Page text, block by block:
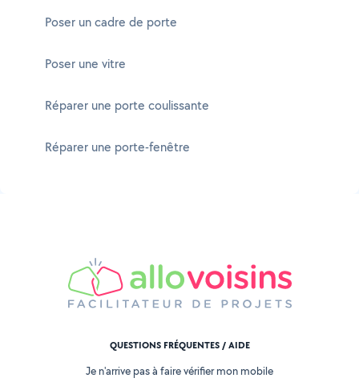
Poser un cadre de porte
Poser une vitre
Réparer une porte coulissante
Réparer une porte-fenêtre
QUESTIONS FRÉQUENTES / AIDE
Je n'arrive pas à faire vérifier mon mobile